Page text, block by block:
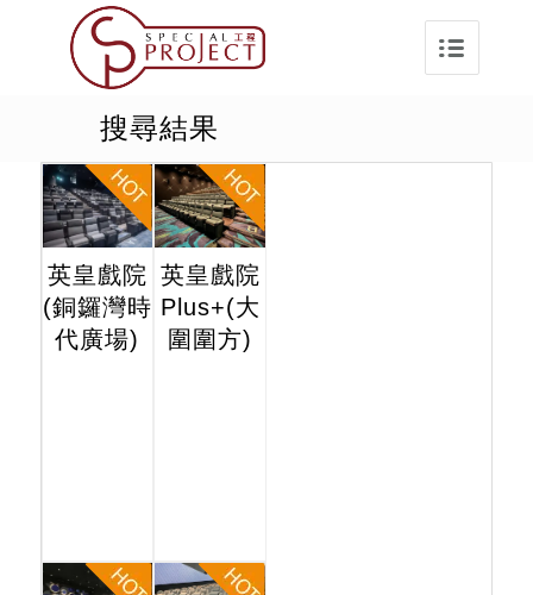
搜尋結果
英皇戲院
(銅鑼灣時
代廣場)
英皇戲院
Plus+(大
圍圍方)